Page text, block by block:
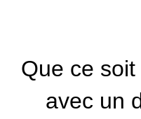
Que ce
avec un